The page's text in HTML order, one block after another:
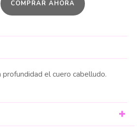
COMPRAR AHORA
el cuero cabelludo.